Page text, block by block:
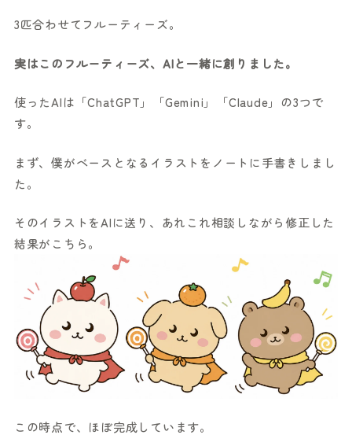
3匹合わせてフルーティーズ。
実はこのフルーティーズ、AIと一緒に創りました。
使ったAIは「ChatGPT」「Gemini」「Claude」の3つで
す。
まず、僕がベースとなるイラストをノートに手書きしまし
た。
そのイラストをAIに送り、あれこれ相談しながら修正した
結果がこちら。
この時点で、ほぼ完成しています。